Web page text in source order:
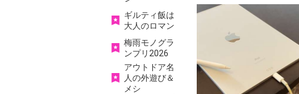
ギルティ飯は
大人のロマン
梅雨モノグラ
ンプリ2026
アウトドア名
人の外遊び＆
メシ